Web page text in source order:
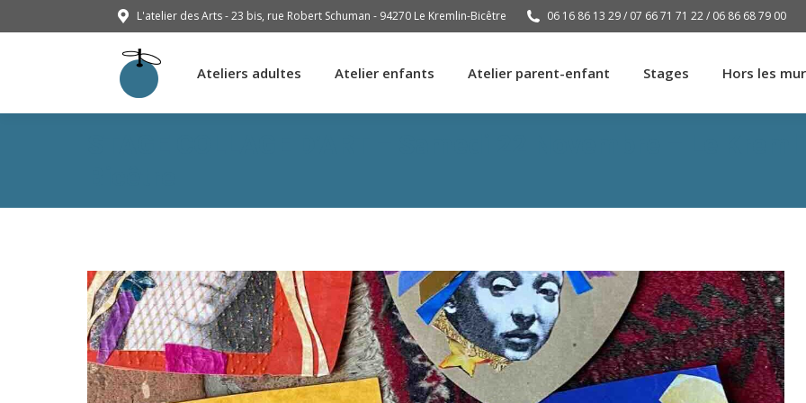
L'atelier des Arts - 23 bis, rue Robert Schuman - 94270 Le Kremlin-Bicêtre 06 16 86 13 29 / 07 66 71 71 22 / 06 86 68 79 00
Ateliers adultes Atelier enfants Atelier parent-enfant Stages Hors les
Ateliers adultes Atelier parent-enfant